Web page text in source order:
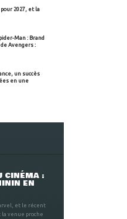
2027, et la
Man : Brand
Avengers :
un succès
en une
CINÉMA :
EN
et le récent
venue proche